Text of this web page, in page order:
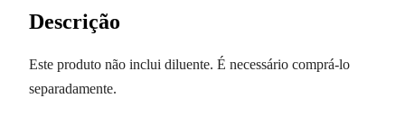
Descrição
Este produto não inclui diluente. É necessário comprá-lo
separadamente.